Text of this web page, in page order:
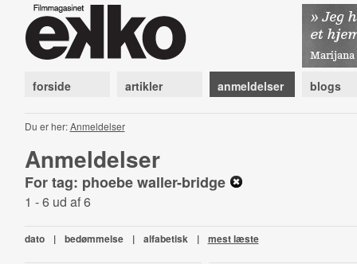
forside artikler anmeldelser blogs
Du er her:Anmeldelser
Anmeldelser
For tag: phoebe waller-bridge
1 - 6 ud af 6
dato | bedømmelse | alfabetisk | mest læste